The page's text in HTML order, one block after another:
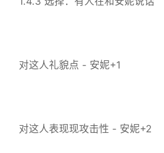
对这人礼貌点 - 安妮+1
对这人表现现攻击性 - 安妮+2